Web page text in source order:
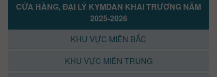
CỬA HÀNG, ĐẠI LÝ KYMDAN KHAI TRƯƠNG NĂM
2025-2026
KHU VỰC MIỀN BẮC
KHU VỰC MIỀN TRUNG